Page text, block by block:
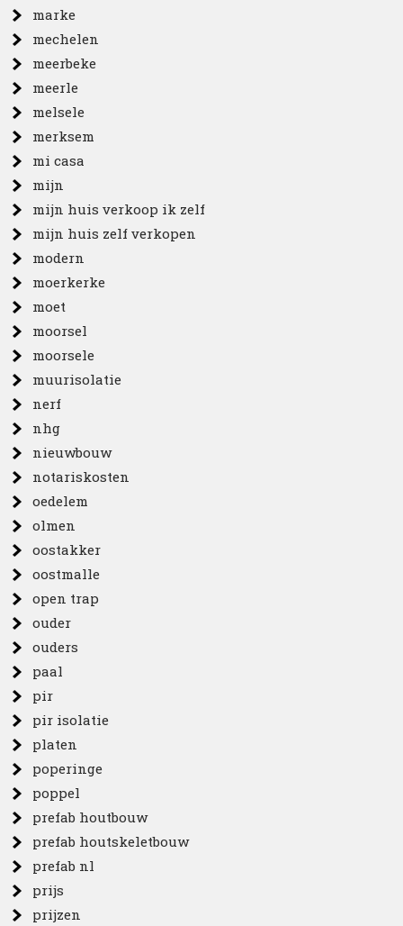
marke
mechelen
meerbeke
meerle
melsele
merksem
mi casa
mijn
mijn huis verkoop ik zelf
mijn huis zelf verkopen
modern
moerkerke
moet
moorsel
moorsele
muurisolatie
nerf
nhg
nieuwbouw
notariskosten
oedelem
olmen
oostakker
oostmalle
open trap
ouder
ouders
paal
pir
pir isolatie
platen
poperinge
poppel
prefab houtbouw
prefab houtskeletbouw
prefab nl
prijs
prijzen